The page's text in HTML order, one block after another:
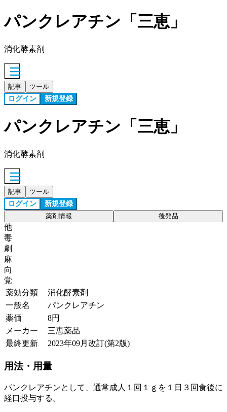
パンクレアチン「三恵」
消化酵素剤
記事 ツール
ログイン 新規登録
パンクレアチン「三恵」
消化酵素剤
記事 ツール
ログイン 新規登録
薬剤情報 後発品
他
毒
劇
麻
向
覚
薬効分類
消化酵素剤
一般名
パンクレアチン
薬価
8円
メーカー
三恵薬品
最終更新
2023年09月改訂(第2版)
用法・用量
パンクレアチンとして、通常成人１回１ｇを１日３回食後に
経口投与する。